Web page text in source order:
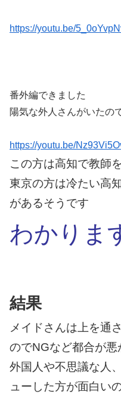
https://youtu.be/
番外編できました
陽気な外人さんがいたの
https://youtu.be/
この方は高知で教師
東京の方は冷たい高
があるそうです
わかりま
結果
メイドさんは上を通
のでNGなど都合が悪
外国人や不思議な人
ューした方が面白い